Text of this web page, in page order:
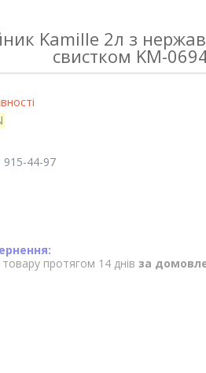
Kamille 2л з
свистком KM-
915-44-97
протягом 14 днів за